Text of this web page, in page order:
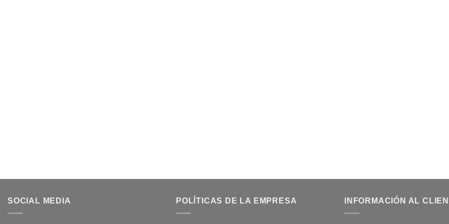
SOCIAL MEDIA POLÍTICAS DE LA EMPRESA INFORMACIÓN AL